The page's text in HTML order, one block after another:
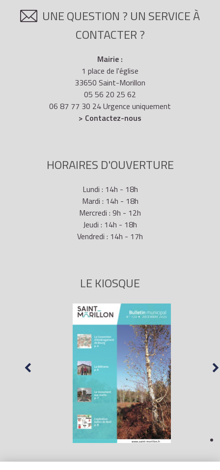
UNE QUESTION ? UN SERVICE À
CONTACTER ?
Mairie :
1 place de l'église
33650 Saint-Morillon
05 56 20 25 62
06 87 77 30 24 Urgence uniquement
> Contactez-nous
HORAIRES D'OUVERTURE
Lundi : 14h - 18h
Mardi : 14h - 18h
Mercredi : 9h - 12h
Jeudi : 14h - 18h
Vendredi : 14h - 17h
LE KIOSQUE